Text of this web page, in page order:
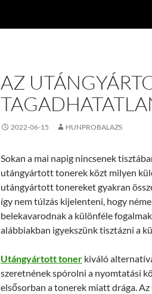
AZ
2022-06-15 HUNPROBALAZS
Sokan a mai napig nincsenek
utángyártott tonerek közt milyen
utángyártott tonereket gyakran
így nem túlzás kijelenteni, hogy
belekavarodnak a különféle
alábbiakban igyekszünk tisztázni a
Utángyártott toner kiváló
szeretnének spórolni a nyomtatási
elsősorban a tonerek miatt drága.